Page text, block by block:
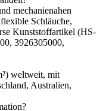
mechanienahen
Schläuche,
Kunststoffartikel (HS-
3926305000,
weltweit, mit
Australien,